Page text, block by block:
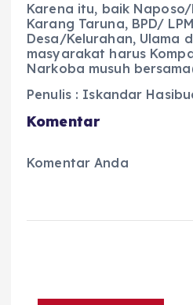
Karena itu, baik
Karang Taruna, BPD/
Desa/Kelurahan, Ulama
masyarakat harus
Narkoba musuh
Penulis : Iskandar
Komentar
Komentar Anda